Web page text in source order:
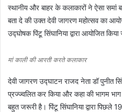
स्थानीय और बाहर के कलाकारों ने ऐसा समां
बता दे की उक्त देवी जागरण महोत्सव का
उद्घोषक पिंटू सिंघानिया द्वारा आयोजित किया
मां काली की आरती करते कलाकार
देवी जागरण उद्घाटन राजद नेता डॉ पुनीत
प्रज्ज्वलित कर किया और कहा की भागम
बहुत जरूरी है। पिंटू सिंघानिया द्वारा पिछले